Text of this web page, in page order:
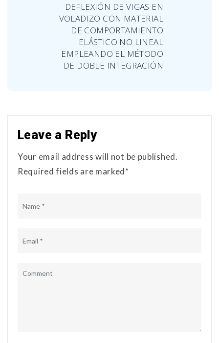
DEFLEXIÓN DE VIGAS EN
VOLADIZO CON MATERIAL
DE COMPORTAMIENTO
ELÁSTICO NO LINEAL
EMPLEANDO EL MÉTODO
DE DOBLE INTEGRACIÓN
Leave a Reply
Your email address will not be published.
Required fields are marked*